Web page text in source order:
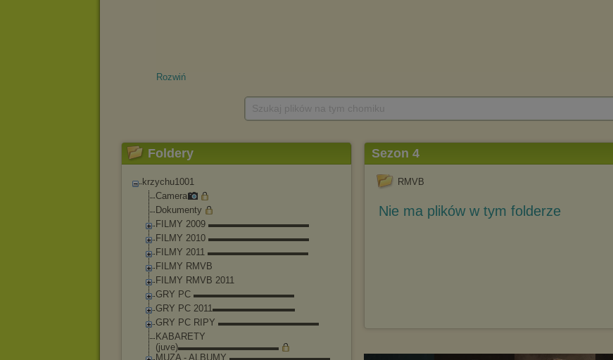
Rozwiń
Foldery
krzychu1001
Camera
Dokumenty
FILMY 2009 ▬▬▬▬▬▬▬▬▬▬▬
FILMY 2010 ▬▬▬▬▬▬▬▬▬▬▬
FILMY 2011 ▬▬▬▬▬▬▬▬▬▬▬
FILMY RMVB
FILMY RMVB 2011
GRY PC ▬▬▬▬▬▬▬▬▬▬▬
GRY PC 2011▬▬▬▬▬▬▬▬▬
GRY PC RIPY ▬▬▬▬▬▬▬▬▬▬▬
KABARETY
(juve)▬▬▬▬▬▬▬▬▬▬▬
MUZA - ALBUMY ▬▬▬▬▬▬▬▬▬▬▬
Sezon 4
RMVB
Nie ma plików w tym folderze